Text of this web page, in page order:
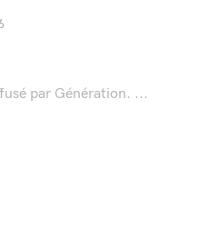
par Génération. ...